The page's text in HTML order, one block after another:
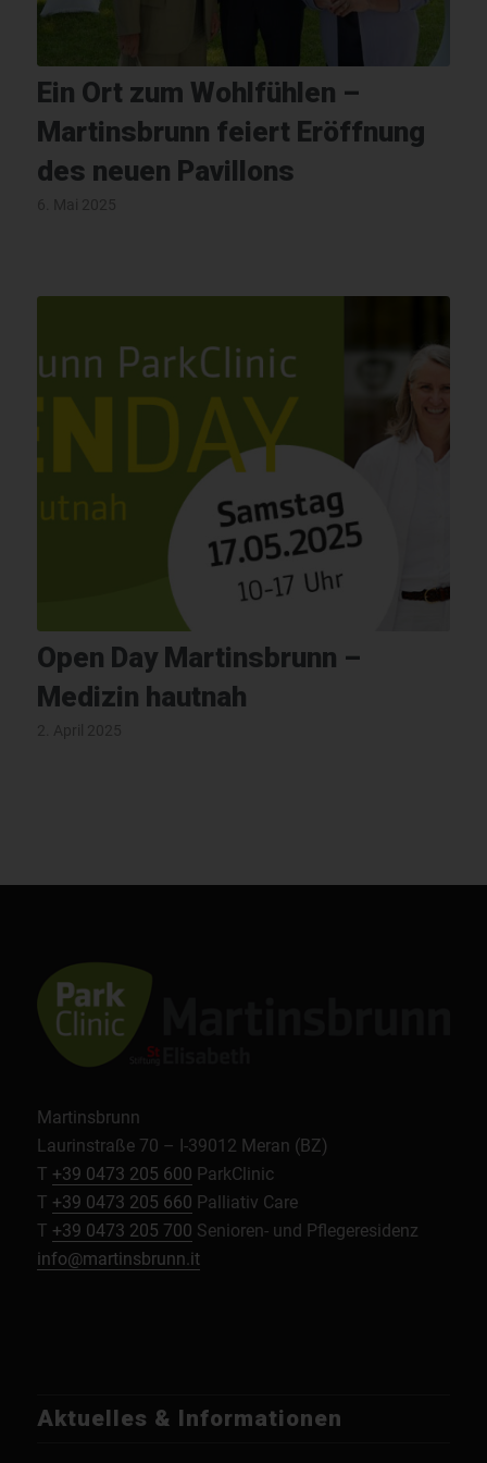
Ein Ort zum Wohlfühlen –
Martinsbrunn feiert Eröffnung
des neuen Pavillons
Open Day Martinsbrunn –
Medizin hautnah
Martinsbrunn
Laurinstraße 70 – I-39012 Meran (BZ)
T +39 0473 205 600 ParkClinic
T +39 0473 205 660 Palliativ Care
T +39 0473 205 700 Senioren- und Pflegeresidenz
info@martinsbrunn.it
Aktuelles & Informationen